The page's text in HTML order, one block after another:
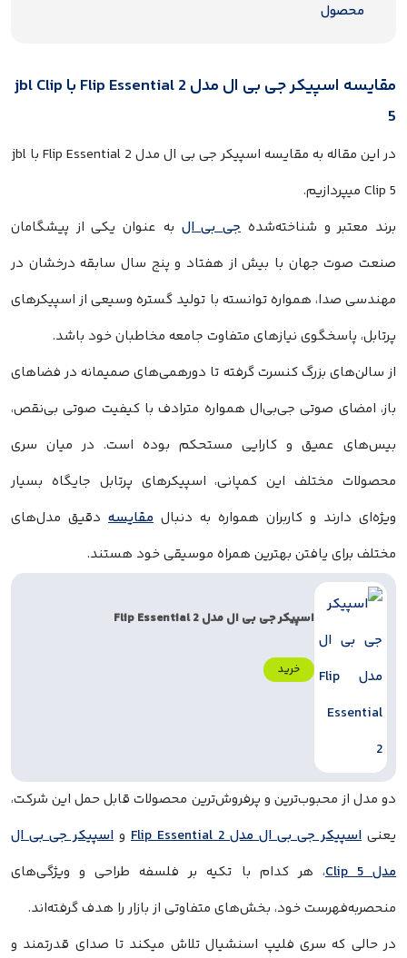
محصول
مقایسه اسپیکر جی بی ال مدل Flip Essential 2 با jbl Clip
5
در این مقاله به مقایسه اسپیکر جی بی ال مدل Flip Essential 2 با jbl
Clip 5 میپردازیم.
برند معتبر و شناخته‌شدهجی بی ال به عنوان یکی از پیشگامان
صنعت صوت جهان با بیش از هفتاد و پنج سال سابقه درخشان در
مهندسی صدا، همواره توانسته با تولید گستره وسیعی از اسپیکرهای
پرتابل، پاسخگوی نیازهای متفاوت جامعه مخاطبان خود باشد.
از سالن‌های بزرگ کنسرت گرفته تا دورهمی‌های صمیمانه در فضاهای
باز، امضای صوتی جی‌بی‌ال همواره مترادف با کیفیت صوتی بی‌نقص،
بیس‌های عمیق و کارایی مستحکم بوده است. در میان سری
محصولات مختلف این کمپانی، اسپیکرهای پرتابل جایگاه بسیار
ویژه‌ای دارند و کاربران همواره به دنبال مقایسه دقیق مدل‌های
مختلف برای یافتن بهترین همراه موسیقی خود هستند.
اسپیکر جی بی ال مدل Flip Essential 2
خرید
دو مدل از محبوب‌ترین و پرفروش‌ترین محصولات قابل حمل این شرکت،
یعنی اسپیکر جی بی ال مدل Flip Essential 2 و اسپیکر جی بی ال
مدل Clip 5
، هر کدام با تکیه بر فلسفه طراحی و ویژگی‌های
منحصر‌به‌فهرست خود، بخش‌های متفاوتی از بازار را هدف گرفته‌اند.
در حالی که سری فلیپ اسنشیال تلاش میکند تا صدای قدرتمند و